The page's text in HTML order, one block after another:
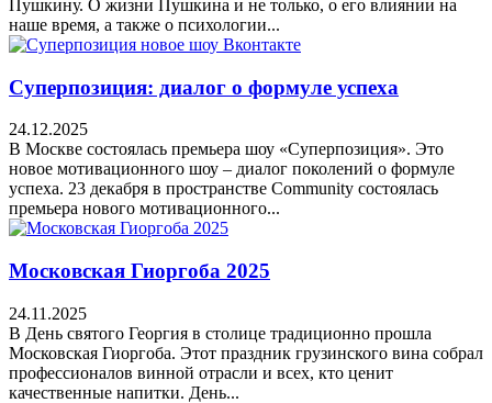
Пушкину. О жизни Пушкина и не только, о его влиянии на
наше время, а также о психологии...
Суперпозиция: диалог о формуле успеха
24.12.2025
В Москве состоялась премьера шоу «Суперпозиция». Это
новое мотивационного шоу – диалог поколений о формуле
успеха. 23 декабря в пространстве Community состоялась
премьера нового мотивационного...
Московская Гиоргоба 2025
24.11.2025
В День святого Георгия в столице традиционно прошла
Московская Гиоргоба. Этот праздник грузинского вина собрал
профессионалов винной отрасли и всех, кто ценит
качественные напитки. День...